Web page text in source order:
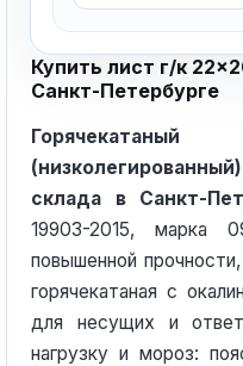
Купить лист г/к
Санкт-Петербурге
склада в Санкт-
19903-2015, марка
повышенной
горячекатаная с
для несущих и
нагрузку и мороз: